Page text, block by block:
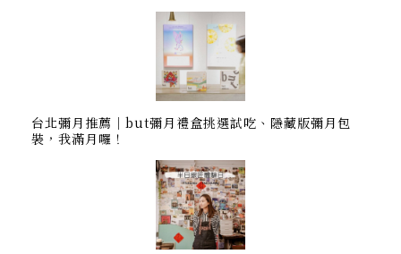
台北彌月推薦｜but彌月禮盒挑選試吃、隱藏版彌月包
裝，我滿月囉！